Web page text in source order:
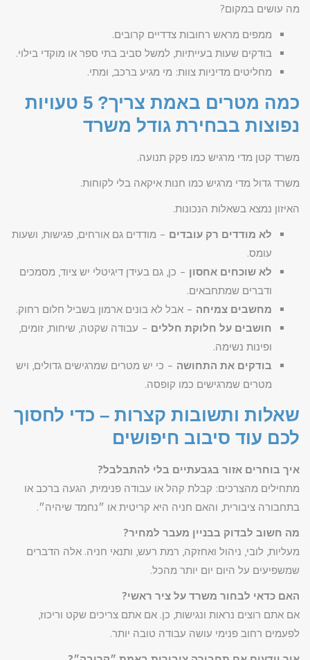
מה עושים במקום?
ממפים מראש רחובות צדדיים קרובים.
בודקים שעות בעייתיות, למשל סביב בתי ספר או מוקדי בילוי.
מחליטים מדיניות צוות: מי מגיע ברכב, ומתי.
כמה מטרים באמת צריך? 5 טעויות
נפוצות בבחירת גודל משרד
משרד קטן מדי מרגיש כמו פקק תנועה.
משרד גדול מדי מרגיש כמו חנות איקאה בלי לקוחות.
האיזון נמצא בשאלות הנכונות.
לא מודדים רק עובדים – מודדים גם אורחים, פגישות, ושעות
עומס.
לא שוכחים אחסון – כן, גם בעידן דיגיטלי יש ציוד, מסמכים
ודברים שמתחבאים.
מחשבים צמיחה – אבל לא בונים ארמון בשביל חלום רחוק.
חושבים על חלוקת חללים – עבודה שקטה, שיחות, זומים,
ופינות נשימה.
בודקים את התחושה – כי יש מטרים שמרגישים גדולים, ויש
מטרים שמרגישים כמו קופסה.
שאלות ותשובות קצרות – כדי לחסוך
לכם עוד סיבוב חיפושים
איך בוחרים אזור בגבעתיים בלי להתבלבל?
מתחילים מהצרכים: קבלת קהל או עבודה פנימית, הגעה ברכב או
בתחבורה ציבורית, והאם חניה היא קריטית או ״נחמד שיהיה״.
מה חשוב לבדוק בבניין מעבר למחיר?
מעליות, לובי, ניהול ואחזקה, רמת רעש, ותנאי חניה. אלה הדברים
שמשפיעים על היום יום יותר מהכל.
האם כדאי לבחור משרד על ציר ראשי?
אם אתם רוצים נראות ונגישות, כן. אם אתם צריכים שקט וריכוז,
לפעמים רחוב פנימי עושה עבודה טובה יותר.